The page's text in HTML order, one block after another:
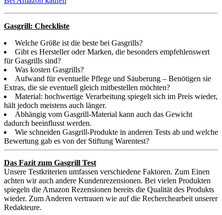
Gasgrill: Checkliste
Welche Größe ist die beste bei Gasgrills?
Gibt es Hersteller oder Marken, die besonders empfehlenswert
für Gasgrills sind?
Was kosten Gasgrills?
Aufwand für eventuelle Pflege und Säuberung – Benötigen sie
Extras, die sie eventuell gleich mitbestellen möchten?
Material: hochwertige Verarbeitung spiegelt sich im Preis wieder,
hält jedoch meistens auch länger.
Abhängig vom Gasgrill-Material kann auch das Gewicht
dadurch beeinflusst werden.
Wie schneiden Gasgrill-Produkte in anderen Tests ab und welche
Bewertung gab es von der Stiftung Warentest?
Das Fazit zum Gasgrill Test
Unsere Testkriterien umfassen verschiedene Faktoren. Zum Einen
achten wir auch andere Kundenrezensionen. Bei vielen Produkten
spiegeln die Amazon Rezensionen bereits die Qualität des Produkts
wieder. Zum Anderen vertrauen wie auf die Recherchearbeit unserer
Redakteure.